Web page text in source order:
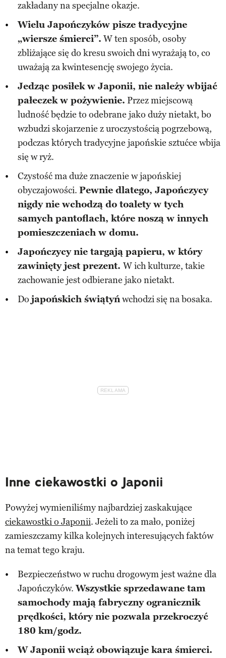
zakładany na specjalne okazje.
Wielu Japończyków pisze tradycyjne
„wiersze śmierci”. W ten sposób, osoby
zbliżające się do kresu swoich dni wyrażają to, co
uważają za kwintesencję swojego życia.
Jedząc posiłek w Japonii, nie należy wbijać
pałeczek w pożywienie. Przez miejscową
ludność będzie to odebrane jako duży nietakt, bo
wzbudzi skojarzenie z uroczystością pogrzebową,
podczas których tradycyjne japońskie sztućce wbija
się w ryż.
Czystość ma duże znaczenie w japońskiej
obyczajowości. Pewnie dlatego, Japończycy
nigdy nie wchodzą do toalety w tych
samych pantoflach, które noszą w innych
pomieszczeniach w domu.
Japończycy nie targają papieru, w który
zawinięty jest prezent. W ich kulturze, takie
zachowanie jest odbierane jako nietakt.
Do japońskich świątyńwchodzi się na bosaka.
Inne ciekawostki o Japonii
Powyżej wymieniliśmy najbardziej zaskakujące
ciekawostki o Japonii. Jeżeli to za mało, poniżej
zamieszczamy kilka kolejnych interesujących faktów
na temat tego kraju.
Bezpieczeństwo w ruchu drogowym jest ważne dla
Japończyków.Wszystkie sprzedawane tam
samochody mają fabryczny ogranicznik
prędkości, który nie pozwala przekroczyć
180 km/godz.
W Japonii wciąż obowiązuje kara śmierci.